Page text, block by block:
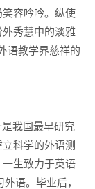
容吟吟。纵使
秀慧中的淡雅
语教学界慈祥的
我国最早研究
科学的外语测
生致力于英语
语。毕业后，